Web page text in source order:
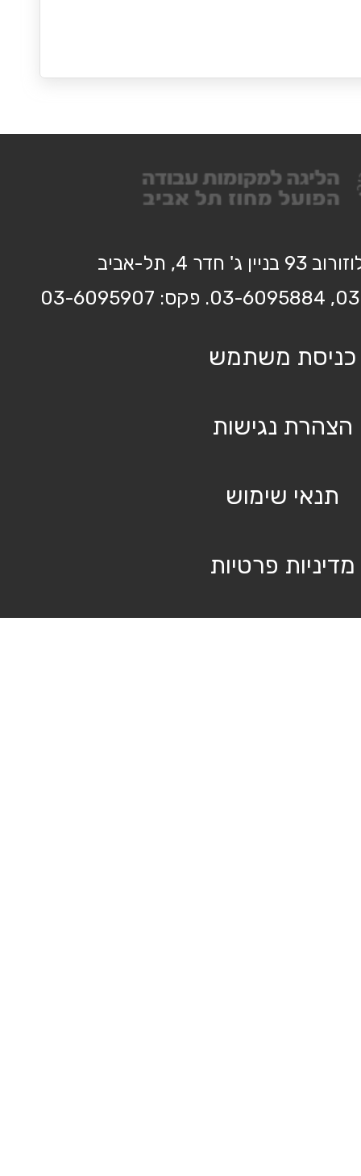
ג' חדר 4, תל-אביב
כניסת משתמש
הצהרת נגישות
תנאי שימוש
מדיניות פרטיות